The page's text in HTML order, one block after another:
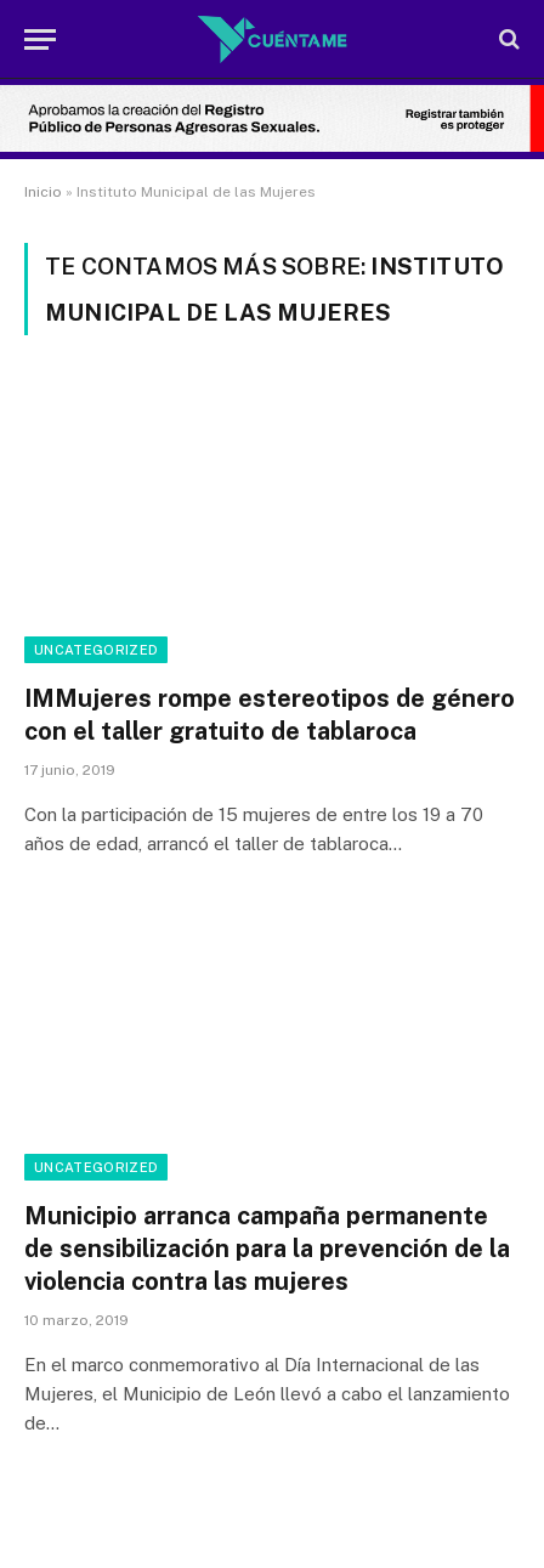
Inicio » Instituto Municipal de las Mujeres
TE CONTAMOS MÁS SOBRE: INSTITUTO
MUNICIPAL DE LAS MUJERES
UNCATEGORIZED
IMMujeres rompe estereotipos de género
con el taller gratuito de tablaroca
17 junio, 2019
Con la participación de 15 mujeres de entre los 19 a 70
años de edad, arrancó el taller de tablaroca…
UNCATEGORIZED
Municipio arranca campaña permanente
de sensibilización para la prevención de la
violencia contra las mujeres
10 marzo, 2019
En el marco conmemorativo al Día Internacional de las
Mujeres, el Municipio de León llevó a cabo el lanzamiento
de…